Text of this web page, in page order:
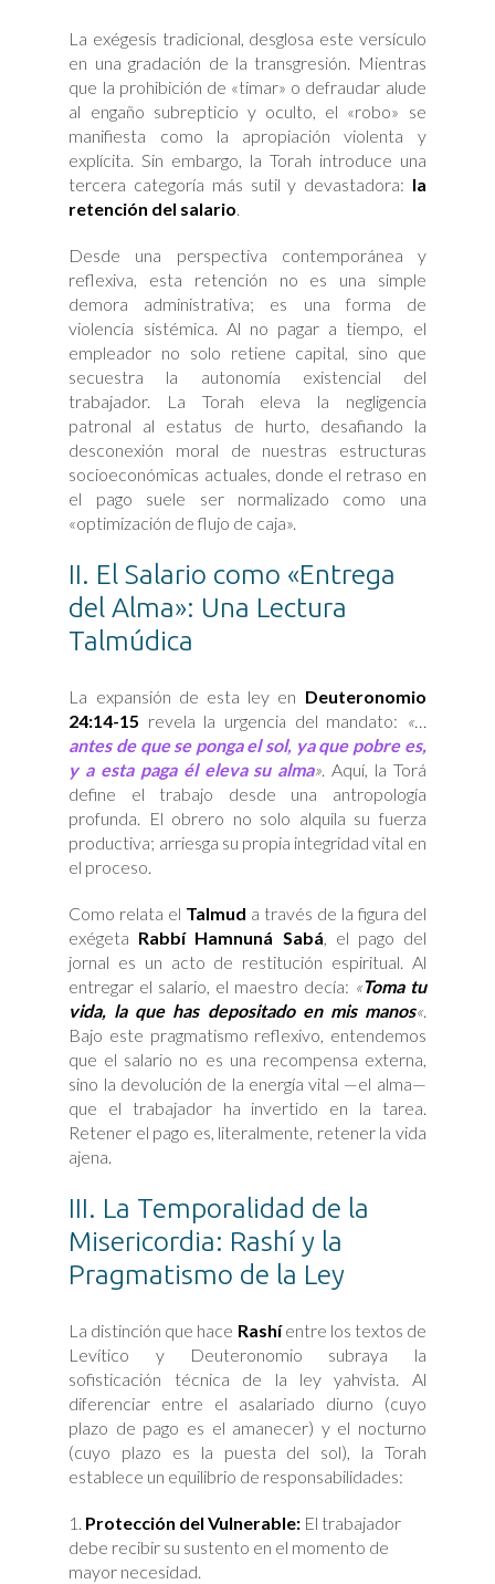
La exégesis tradicional, desglosa este versículo
en una gradación de la transgresión. Mientras
que la prohibición de «timar» o defraudar alude
al engaño subrepticio y oculto, el «robo» se
manifiesta como la apropiación violenta y
explícita. Sin embargo, la Torah introduce una
tercera categoría más sutil y devastadora: la
retención del salario.
Desde una perspectiva contemporánea y
reflexiva, esta retención no es una simple
demora administrativa; es una forma de
violencia sistémica. Al no pagar a tiempo, el
empleador no solo retiene capital, sino que
secuestra la autonomía existencial del
trabajador. La Torah eleva la negligencia
patronal al estatus de hurto, desafiando la
desconexión moral de nuestras estructuras
socioeconómicas actuales, donde el retraso en
el pago suele ser normalizado como una
«optimización de flujo de caja».
II. El Salario como «Entrega
del Alma»: Una Lectura
Talmúdica
La expansión de esta ley en Deuteronomio
24:14-15 revela la urgencia del mandato: «…
antes de que se ponga el sol, ya que pobre es,
y a esta paga él eleva su alma». Aquí, la Torá
define el trabajo desde una antropología
profunda. El obrero no solo alquila su fuerza
productiva; arriesga su propia integridad vital en
el proceso.
Como relata el Talmud a través de la figura del
exégeta Rabbí Hamnuná Sabá, el pago del
jornal es un acto de restitución espiritual. Al
entregar el salario, el maestro decía: «Toma tu
vida, la que has depositado en mis manos«.
Bajo este pragmatismo reflexivo, entendemos
que el salario no es una recompensa externa,
sino la devolución de la energía vital —el alma—
que el trabajador ha invertido en la tarea.
Retener el pago es, literalmente, retener la vida
ajena.
III. La Temporalidad de la
Misericordia: Rashí y la
Pragmatismo de la Ley
La distinción que hace Rashíentre los textos de
Levítico y Deuteronomio subraya la
sofisticación técnica de la ley yahvista. Al
diferenciar entre el asalariado diurno (cuyo
plazo de pago es el amanecer) y el nocturno
(cuyo plazo es la puesta del sol), la Torah
establece un equilibrio de responsabilidades:
Protección del Vulnerable: El trabajador
debe recibir su sustento en el momento de
mayor necesidad.